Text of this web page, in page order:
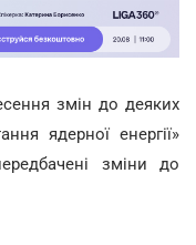
змін до деяких
ядерної енергії»
зміни до